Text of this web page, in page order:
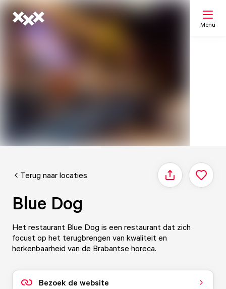
Menu
Terug naar locaties Delen
Blue Dog
Het restaurant Blue Dog is een restaurant dat zich
focust op het terugbrengen van kwaliteit en
herkenbaarheid van de Brabantse horeca.
Bezoek de website